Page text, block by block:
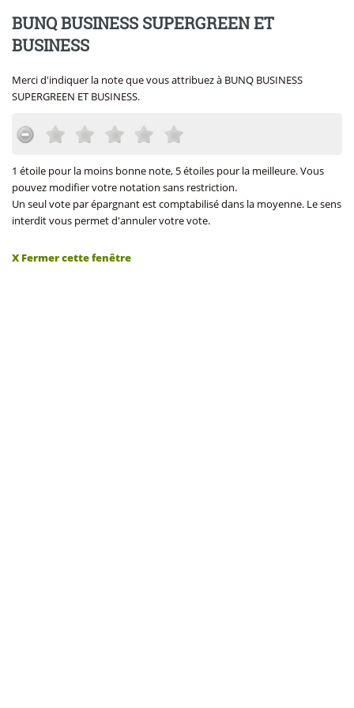
BUNQ BUSINESS SUPERGREEN ET
BUSINESS
Merci d'indiquer la note que vous attribuez à BUNQ BUSINESS
SUPERGREEN ET BUSINESS.
1 étoile pour la moins bonne note, 5 étoiles pour la meilleure. Vous
pouvez modifier votre notation sans restriction.
Un seul vote par épargnant est comptabilisé dans la moyenne. Le sens
interdit vous permet d'annuler votre vote.
X Fermer cette fenêtre